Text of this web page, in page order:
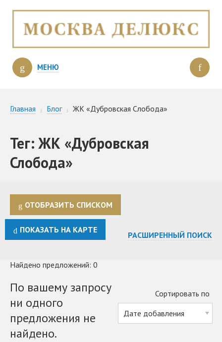
МЕНЮ
Главная Блог ЖК «Дубровская Слобода»
Тег: ЖК «Дубровская
Слобода»
ОТОБРАЗИТЬ СПИСКОМ
ПОКАЗАТЬ НА КАРТЕ
РАСШИРЕННЫЙ ПОИСК
Найдено предложений: 0
Сортировать по
По вашему запросу
ни одного
предложения не
найдено.